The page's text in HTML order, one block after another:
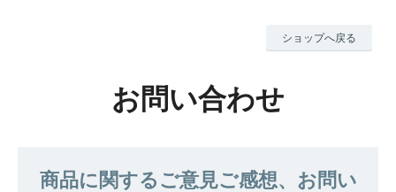
ショップへ戻る
お問い合わせ
商品に関するご意見ご感想、お問い